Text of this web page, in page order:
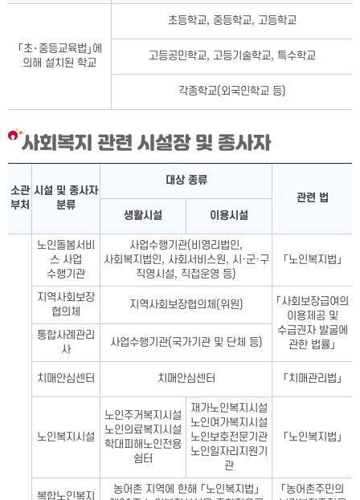
｢초･중등교육법｣에
의해 설치된 학교
초등학교, 중등학교, 고등학교
고등공민학교, 고등기술학교, 특수학교
각종학교(외국인학교 등)
사회복지 관련 시설장 및 종사자
소관
부처
시설 및 종사자
분류
대상 종류
관련 법
생활시설
이용시설
노인돌봄서비
스 사업
수행기관
사업수행기관(비영리법인,
사회복지법인, 사회서비스원, 시·군·구
직영시설, 직접운영 등)
「노인복지법」
지역사회보장
협의체
지역사회보장협의체(위원)
「사회보장급여의
이용제공 및
수급권자 발굴에
관한 법률」
통합사례관리
사
사업수행기관(국가기관 및 단체 등)
치매안심센터 치매안심센터 「치매관리법」
노인복지시설
노인주거복지시설
노인의료복지시설
학대피해노인전용
쉼터
재가노인복지시설
노인여가복지시설
노인보호전문기관
노인일자리지원기
관
「노인복지법」
복합노인복지
농어촌 지역에 한해 「노인복지법」
「농어촌주민의